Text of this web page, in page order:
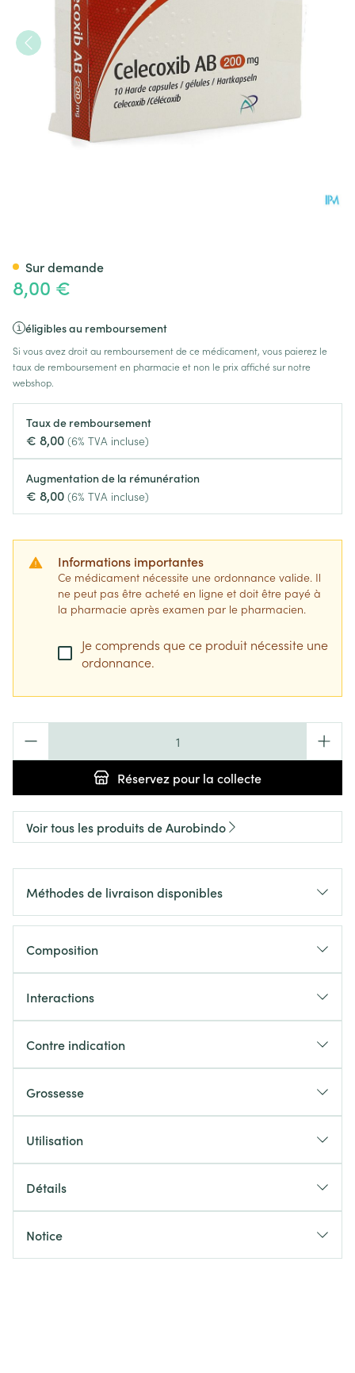
8,00 €
éligibles au remboursement
Si vous avez droit au remboursement de ce médicament, vous paierez le
taux de remboursement en pharmacie et non le prix affiché sur notre
webshop.
Taux de remboursement
€ 8,00 (6% TVA incluse)
Augmentation de la rémunération
€ 8,00 (6% TVA incluse)
Informations importantes
Ce médicament nécessite une ordonnance valide. Il
ne peut pas être acheté en ligne et doit être payé à
la pharmacie après examen par le pharmacien.
Je comprends que ce produit nécessite une
ordonnance.
Réservez pour la collecte
Sur demande
Voir tous les produits de Aurobindo
Méthodes de livraison disponibles
Composition
Interactions
Contre indication
Grossesse
Utilisation
Détails
Notice